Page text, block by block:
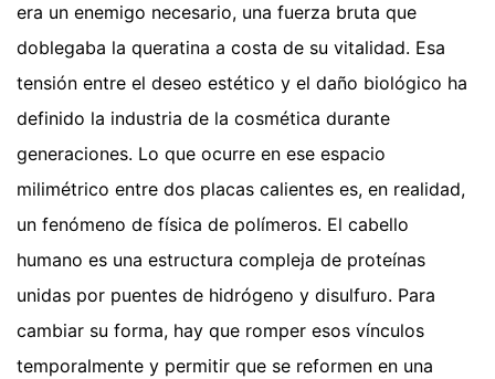
era un enemigo necesario, una fuerza bruta que
doblegaba la queratina a costa de su vitalidad. Esa
tensión entre el deseo estético y el daño biológico ha
definido la industria de la cosmética durante
generaciones. Lo que ocurre en ese espacio
milimétrico entre dos placas calientes es, en realidad,
un fenómeno de física de polímeros. El cabello
humano es una estructura compleja de proteínas
unidas por puentes de hidrógeno y disulfuro. Para
cambiar su forma, hay que romper esos vínculos
temporalmente y permitir que se reformen en una